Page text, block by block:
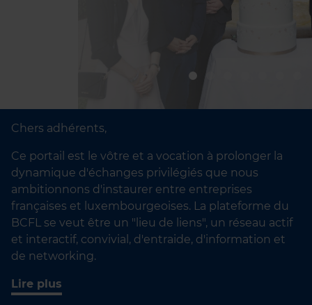
Chers adhérents,
Ce portail est le vôtre et a vocation à prolonger la
dynamique d'échanges privilégiés que nous
ambitionnons d'instaurer entre entreprises
françaises et luxembourgeoises. La plateforme du
BCFL se veut être un "lieu de liens", un réseau actif
et interactif, convivial, d'entraide, d'information et
de networking.
Lire plus